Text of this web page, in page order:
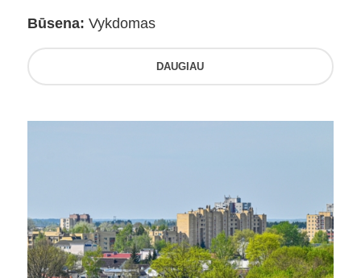
Būsena: Vykdomas
DAUGIAU